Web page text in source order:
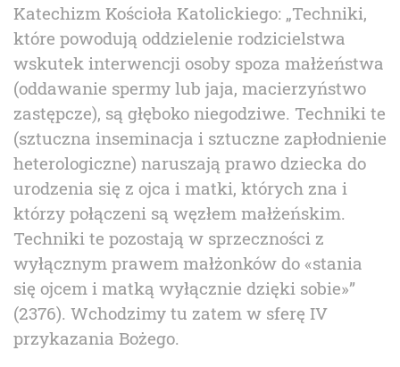
Katechizm Kościoła Katolickiego: „Techniki,
które powodują oddzielenie rodzicielstwa
wskutek interwencji osoby spoza małżeństwa
(oddawanie spermy lub jaja, macierzyństwo
zastępcze), są głęboko niegodziwe. Techniki te
(sztuczna inseminacja i sztuczne zapłodnienie
heterologiczne) naruszają prawo dziecka do
urodzenia się z ojca i matki, których zna i
którzy połączeni są węzłem małżeńskim.
Techniki te pozostają w sprzeczności z
wyłącznym prawem małżonków do «stania
się ojcem i matką wyłącznie dzięki sobie»”
(2376). Wchodzimy tu zatem w sferę IV
przykazania Bożego.